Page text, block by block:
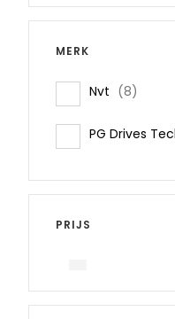
MERK
Nvt 8items
PG Drives
PRIJS